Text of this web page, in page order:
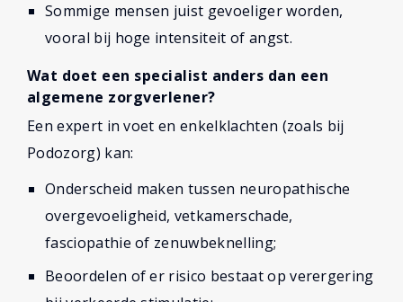
Sommige mensen juist gevoeliger worden,
vooral bij hoge intensiteit of angst.
Wat doet een specialist anders dan een
algemene zorgverlener?
Een expert in voet en enkelklachten (zoals bij
Podozorg) kan:
Onderscheid maken tussen neuropathische
overgevoeligheid, vetkamerschade,
fasciopathie of zenuwbeknelling;
Beoordelen of er risico bestaat op verergering